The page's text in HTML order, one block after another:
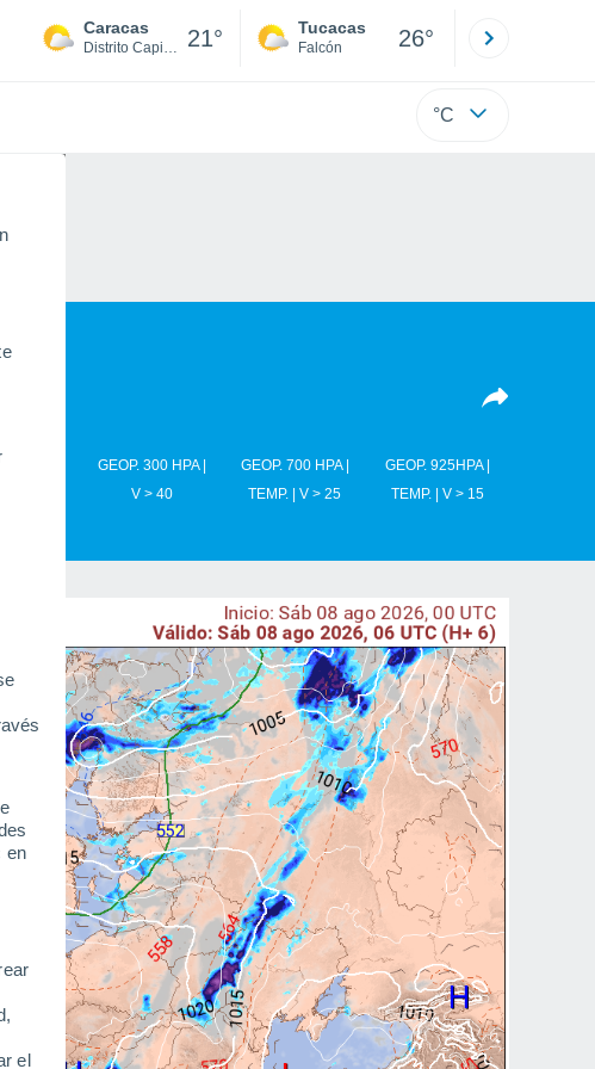
en
el
Caracas
Distrito Capital 21° Tucacas
Falcón 26°
°C
10M |
GEOP. 300 HPA |
V > 40
GEOP. 700 HPA |
TEMP. | V > 25
GEOP. 925HPA |
TEMP. | V > 15